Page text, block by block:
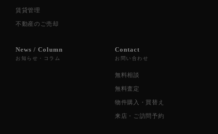
賃貸管理
不動産のご売却
News / Column
お知らせ・コラム
Contact
お問い合わせ
無料相談
無料査定
物件購入・買替え
来店・ご訪問予約